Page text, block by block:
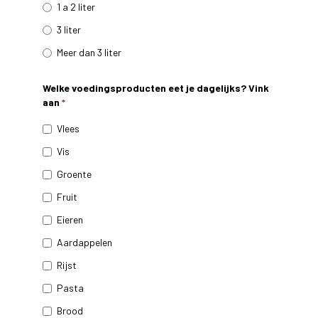
1 a 2 liter
3 liter
Meer dan 3 liter
Welke voedingsproducten eet je dagelijks? Vink
aan *
Vlees
Vis
Groente
Fruit
Eieren
Aardappelen
Rijst
Pasta
Brood